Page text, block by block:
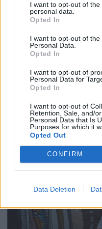
I want to opt-out of
personal data.
Opted In
I want to opt-out of the
Personal Data.
Opted In
I want to opt-out of
Personal Data for
Opted In
I want to opt-out of
Retention, Sale, and/
Personal Data that Is
Purposes for which it
Opted Out
CONFIRM
Data Deletion
Strandbüfékre,
helyen gond volt a
Az ellenőrzések a nyári
helyszíneire
százalékánál higiéniai